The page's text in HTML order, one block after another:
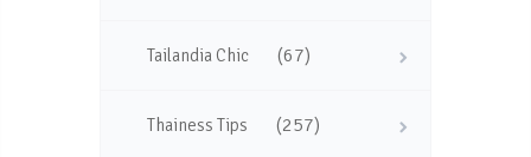
Tailandia Chic (67)
Thainess Tips (257)